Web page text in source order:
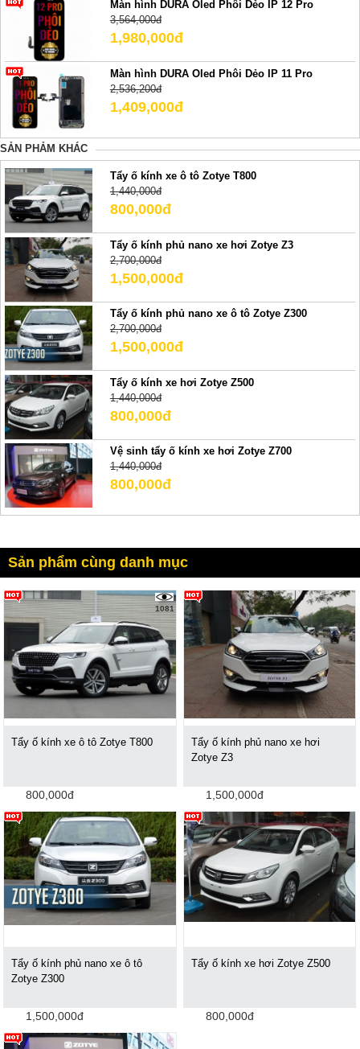
Màn hình DURA Oled Phôi Dẻo IP 12 Pro
3,564,000đ
1,980,000đ
Màn hình DURA Oled Phôi Dẻo IP 11 Pro
2,536,200đ
1,409,000đ
SẢN PHẢM KHÁC
Tẩy ố kính xe ô tô Zotye T800
1,440,000đ
800,000đ
Tẩy ố kính phủ nano xe hơi Zotye Z3
2,700,000đ
1,500,000đ
Tẩy ố kính phủ nano xe ô tô Zotye Z300
2,700,000đ
1,500,000đ
Tẩy ố kính xe hơi Zotye Z500
1,440,000đ
800,000đ
Vệ sinh tẩy ố kính xe hơi Zotye Z700
1,440,000đ
800,000đ
Sản phẩm cùng danh mục
1081
Tẩy ố kính xe ô tô Zotye T800
800,000đ
Tẩy ố kính phủ nano xe hơi
Zotye Z3
1,500,000đ
Tẩy ố kính phủ nano xe ô tô
Zotye Z300
1,500,000đ
Tẩy ố kính xe hơi Zotye Z500
800,000đ